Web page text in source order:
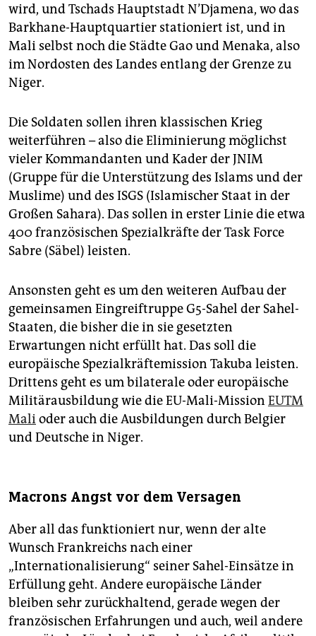
wird, und Tschads Hauptstadt N’Djamena, wo das
Barkhane-Hauptquartier stationiert ist, und in
Mali selbst noch die Städte Gao und Menaka, also
im Nordosten des Landes entlang der Grenze zu
Niger.
Die Soldaten sollen ihren klassischen Krieg
weiterführen – also die Eliminierung möglichst
vieler Kommandanten und Kader der JNIM
(Gruppe für die Unterstützung des Islams und der
Muslime) und des ISGS (Islamischer Staat in der
Großen Sahara). Das sollen in erster Linie die etwa
400 französischen Spezialkräfte der Task Force
Sabre (Säbel) leisten.
Ansonsten geht es um den weiteren Aufbau der
gemeinsamen Eingreiftruppe G5-Sahel der Sahel-
Staaten, die bisher die in sie gesetzten
Erwartungen nicht erfüllt hat. Das soll die
europäische Spezialkräftemission Takuba leisten.
Drittens geht es um bilaterale oder europäische
Militärausbildung wie die EU-Mali-Mission EUTM
Malioder auch die Ausbildungen durch Belgier
und Deutsche in Niger.
Macrons Angst vor dem Versagen
Aber all das funktioniert nur, wenn der alte
Wunsch Frankreichs nach einer
„Internationalisierung“ seiner Sahel-Einsätze in
Erfüllung geht. Andere europäische Länder
bleiben sehr zurückhaltend, gerade wegen der
französischen Erfahrungen und auch, weil andere